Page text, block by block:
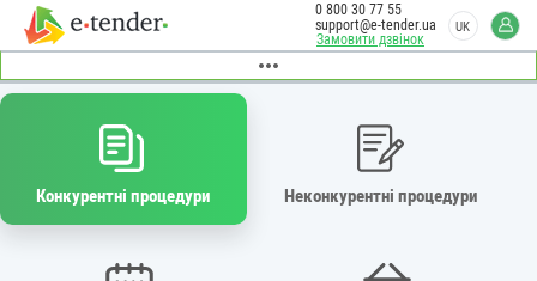
Замовити дзвінок
0 800 30 77 55
support@e-tender.ua
UK
Конкурентні процедури Неконкурентні процедури